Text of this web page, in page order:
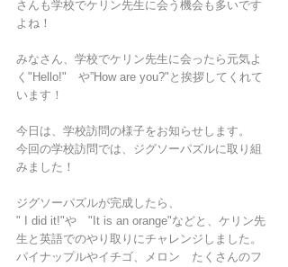
さんも学校でケリン先生に会う機会も多いです
よね！
みなさん、学校でケリン先生に会ったら元気よ
く"Hello!"　や”How are you?"と挨拶してくれて
います！
今日は、学校訪問の様子をお知らせします。
今回の学校訪問では、ジグソーパズルに取り組
みました！
ジグソーパズルが完成したら、
" I did it!"や　"It is an orange"などと、ケリン先
生と英語でのやり取りにチャレンジしました。
パイナップルやイチゴ、メロン　たくさんのフ